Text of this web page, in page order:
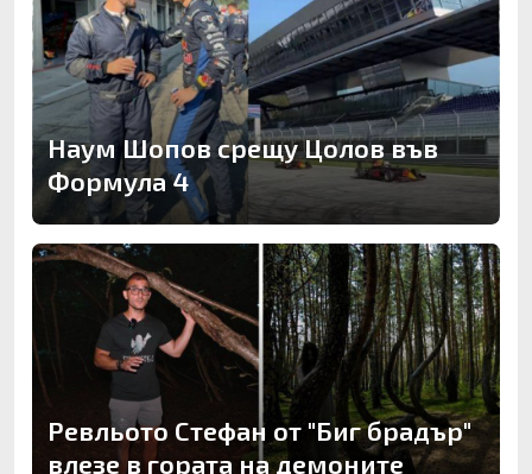
Наум Шопов срещу Цолов във
Формула 4
Ревльото Стефан от "Биг брадър"
влезе в гората на демоните